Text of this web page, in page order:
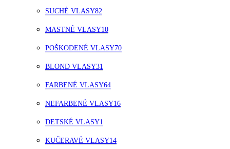
SUCHÉ VLASY82
MASTNÉ VLASY10
POŠKODENÉ VLASY70
BLOND VLASY31
FARBENÉ VLASY64
NEFARBENÉ VLASY16
DETSKÉ VLASY1
KUČERAVÉ VLASY14